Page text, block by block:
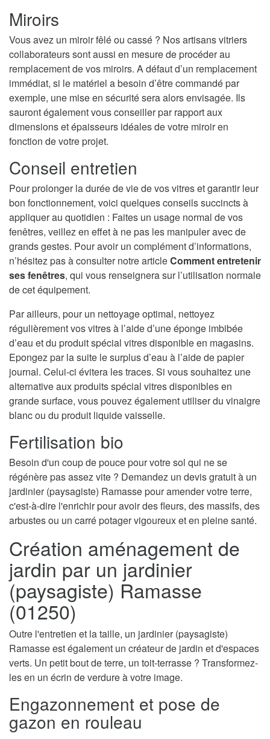
Miroirs
Vous avez un miroir fêlé ou cassé ? Nos artisans vitriers
collaborateurs sont aussi en mesure de procéder au
remplacement de vos miroirs. A défaut d’un remplacement
immédiat, si le matériel a besoin d’être commandé par
exemple, une mise en sécurité sera alors envisagée. Ils
sauront également vous conseiller par rapport aux
dimensions et épaisseurs idéales de votre miroir en
fonction de votre projet.
Conseil entretien
Pour prolonger la durée de vie de vos vitres et garantir leur
bon fonctionnement, voici quelques conseils succincts à
appliquer au quotidien : Faites un usage normal de vos
fenêtres, veillez en effet à ne pas les manipuler avec de
grands gestes. Pour avoir un complément d’informations,
n’hésitez pas à consulter notre articleComment entretenir
ses fenêtres, qui vous renseignera sur l’utilisation normale
de cet équipement.
Par ailleurs, pour un nettoyage optimal, nettoyez
régulièrement vos vitres à l’aide d’une éponge imbibée
d’eau et du produit spécial vitres disponible en magasins.
Epongez par la suite le surplus d’eau à l’aide de papier
journal. Celui-ci évitera les traces. Si vous souhaitez une
alternative aux produits spécial vitres disponibles en
grande surface, vous pouvez également utiliser du vinaigre
blanc ou du produit liquide vaisselle.
Fertilisation bio
Besoin d'un coup de pouce pour votre sol qui ne se
régénère pas assez vite ? Demandez un devis gratuit à un
jardinier (paysagiste) Ramasse pour amender votre terre,
c'est-à-dire l'enrichir pour avoir des fleurs, des massifs, des
arbustes ou un carré potager vigoureux et en pleine santé.
Création aménagement de
jardin par un jardinier
(paysagiste) Ramasse
(01250)
Outre l'entretien et la taille, un jardinier (paysagiste)
Ramasse est également un créateur de jardin et d'espaces
verts. Un petit bout de terre, un toit-terrasse ? Transformez-
les en un écrin de verdure à votre image.
Engazonnement et pose de
gazon en rouleau